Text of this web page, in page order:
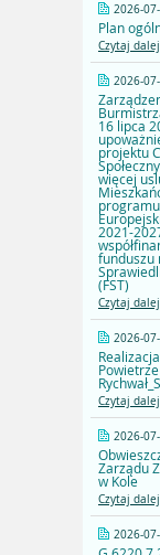
2026-
Plan
Czytaj dalej
2026-
16 lipca
projektu
więcej
2021-
funduszu
(FST)
Czytaj dalej
2026-
Czytaj dalej
2026-
Zarządu
w Kole
Czytaj dalej
2026-